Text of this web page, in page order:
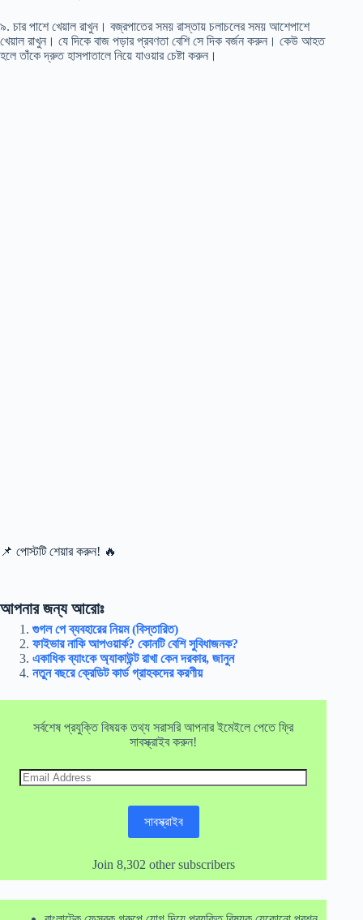
৯. চার পাশে খেয়াল রাখুন। বজ্রপাতের সময় রাস্তায় চলাচলের সময় আশেপাশে
খেয়াল রাখুন। যে দিকে বাজ পড়ার প্রবণতা বেশি সে দিক বর্জন করুন। কেউ আহত
হলে তাঁকে দ্রুত হাসপাতালে নিয়ে যাওয়ার চেষ্টা করুন।
📌 পোস্টটি শেয়ার করুন! 🔥
আপনার জন্য আরোঃ
গুগল পে ব্যবহারের নিয়ম (বিস্তারিত)
ফাইভার নাকি আপওয়ার্ক? কোনটি বেশি সুবিধাজনক?
একাধিক ব্যাংকে অ্যাকাউন্ট রাখা কেন দরকার, জানুন
নতুন বছরে ক্রেডিট কার্ড গ্রাহকদের করণীয়
সর্বশেষ প্রযুক্তি বিষয়ক তথ্য সরাসরি আপনার ইমেইলে পেতে ফ্রি
সাবস্ক্রাইব করুন!
Email
Address
সাবস্ক্রাইব
Join 8,302 other subscribers